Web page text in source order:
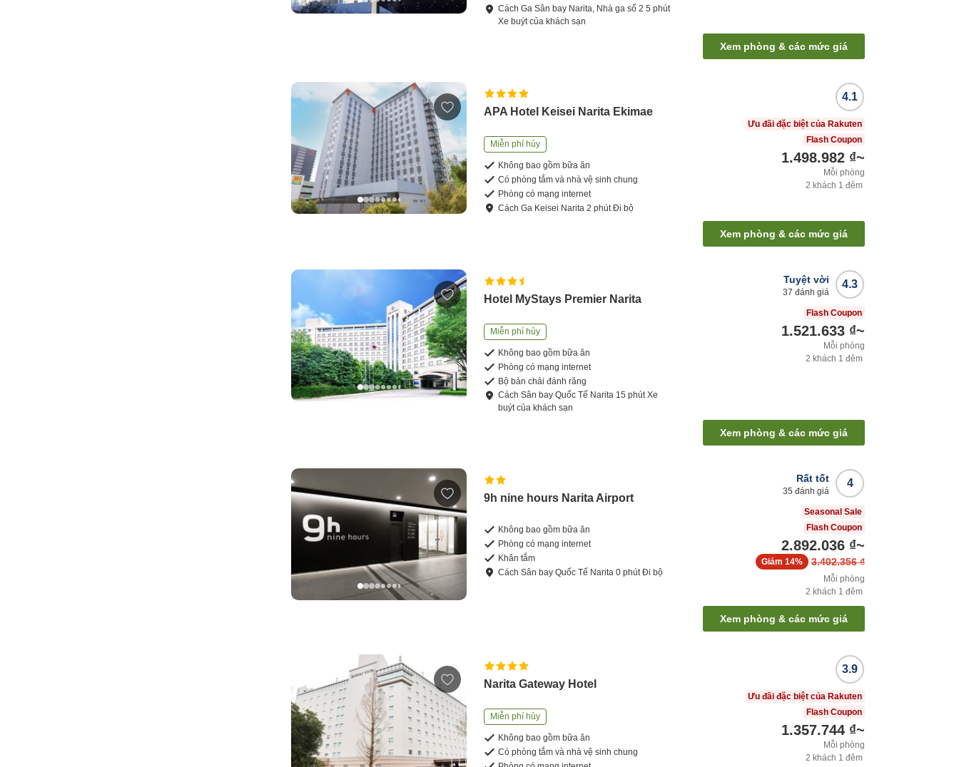
CáchGa Sân bay Narita, Nhà ga số 25 phút
Xe buýt của khách sạn
Xem phòng & các mức giá
APA Hotel Keisei Narita Ekimae
Miễn phí hủy
Không bao gồm bữa ăn
Có phòng tắm và nhà vệ sinh chung
Phòng có mạng internet
CáchGa Keisei Narita2 phútĐi bộ
4.1
Ưu đãi đặc biệt của Rakuten
Flash Coupon
1.498.982 ₫~
Mỗi phòng
2 khách 1 đêm
Xem phòng & các mức giá
Hotel MyStays Premier Narita
Miễn phí hủy
Không bao gồm bữa ăn
Phòng có mạng internet
Bộ bàn chải đánh răng
CáchSân bay Quốc Tế Narita 15 phútXe
buýt của khách sạn
4.3
Tuyệt vời
37 đánh giá
Flash Coupon
1.521.633 ₫~
Mỗi phòng
2 khách 1 đêm
Xem phòng & các mức giá
9h nine hours Narita Airport
Không bao gồm bữa ăn
Phòng có mạng internet
Khăn tắm
CáchSân bay Quốc Tế Narita 0 phútĐi bộ
4
Rất tốt
35 đánh giá
Seasonal Sale
Flash Coupon
2.892.036 ₫~
3.402.356 ₫
Giảm 14%
Mỗi phòng
2 khách 1 đêm
Xem phòng & các mức giá
Narita Gateway Hotel
Miễn phí hủy
Không bao gồm bữa ăn
Có phòng tắm và nhà vệ sinh chung
3.9
Ưu đãi đặc biệt của Rakuten
Flash Coupon
1.357.744 ₫~
Mỗi phòng
2 khách 1 đêm